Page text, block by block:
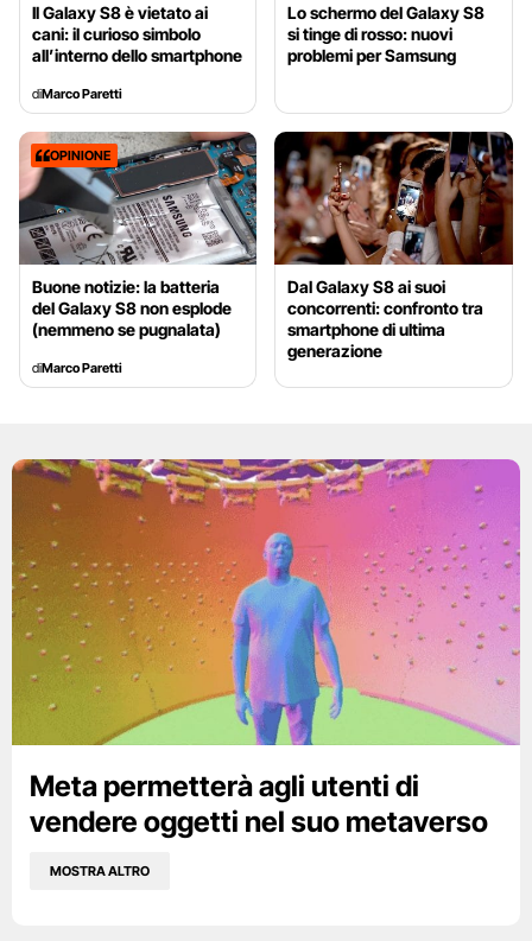
Il Galaxy S8 è vietato ai
cani: il curioso simbolo
all’interno dello smartphone
diMarco Paretti
Lo schermo del Galaxy S8
si tinge di rosso: nuovi
problemi per Samsung
OPINIONE
Buone notizie: la batteria
del Galaxy S8 non esplode
(nemmeno se pugnalata)
diMarco Paretti
Dal Galaxy S8 ai suoi
concorrenti: confronto tra
smartphone di ultima
generazione
Meta permetterà agli utenti di
vendere oggetti nel suo metaverso
MOSTRA ALTRO